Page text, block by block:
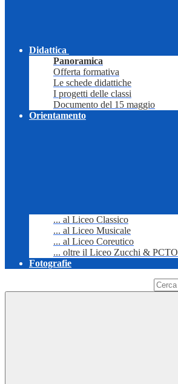
Didattica
Panoramica
Offerta formativa
Le schede didattiche
I progetti delle classi
Documento del 15 maggio
Orientamento
... al Liceo Classico
... al Liceo Musicale
... al Liceo Coreutico
... oltre il Liceo Zucchi & PCTO
Fotografie